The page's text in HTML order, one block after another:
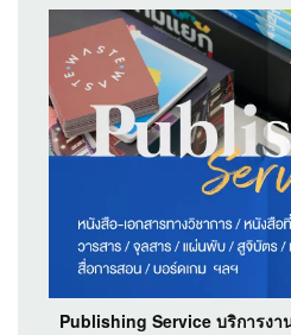
Publishing Service บริการงา